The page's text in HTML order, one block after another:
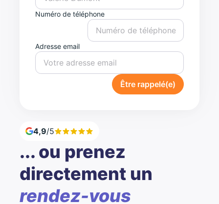
Numéro de téléphone
Adresse email
Être rappelé(e)
4,9/5
... ou prenez
directement un
rendez-vous